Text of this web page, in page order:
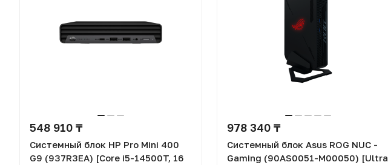
548 910 ₸
Системный блок HP Pro Mini 400
G9 (937R3EA) [Core i5-14500T, 16
978 340 ₸
Системный блок Asus ROG NUC -
Gaming (90AS0051-M00050) [Ultra